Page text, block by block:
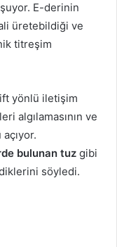
E-derinin
üretebildiği ve
titreşim
yönlü iletişim
algılamasının ve
bulunan tuz gibi
söyledi.